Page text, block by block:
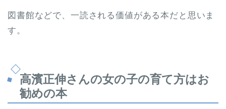
図書館などで、一読される価値がある本だと思いま
す。
高濱正伸さんの女の子の育て方はお
勧めの本